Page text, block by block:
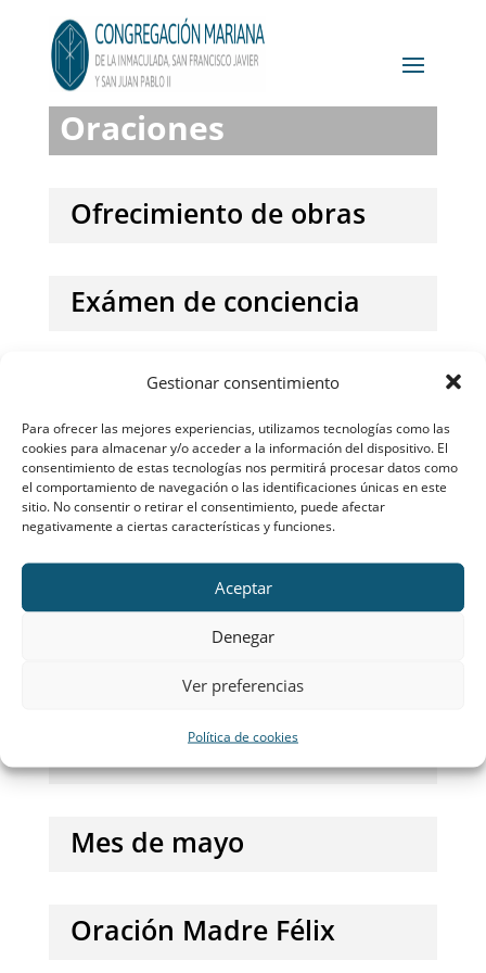
Gestionar consentimiento
Para ofrecer las mejores experiencias, utilizamos tecnologías como las
cookies para almacenar y/o acceder a la información del dispositivo. El
consentimiento de estas tecnologías nos permitirá procesar datos como
el comportamiento de navegación o las identificaciones únicas en este
sitio. No consentir o retirar el consentimiento, puede afectar
negativamente a ciertas características y funciones.
Aceptar
Denegar
Ver preferencias
Política de cookies
Oraciones
Ofrecimiento de obras
Exámen de conciencia
Obsequio de los primeros
sábados
Semana con la Virgen
Novena a San Francisco
Novena a la Inmaculada
Mes de mayo
Oración Madre Félix